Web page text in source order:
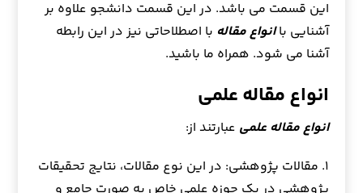
این قسمت می باشد. در این قسمت دانشجو علاوه بر
آشنایی باانواع مقاله با اصطلاحاتی نیز در این رابطه
آشنا می شود. همراه ما باشید.
انواع مقاله علمی
انواع مقاله علمی عبارتند از:
۱. مقالات پژوهشی: در این نوع مقالات، نتایج تحقیقات